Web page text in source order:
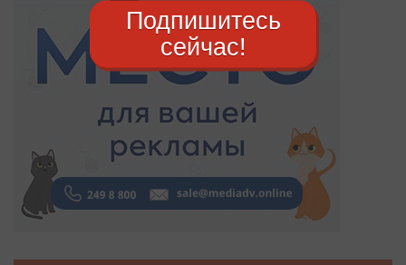
Подпишитесь
сейчас!